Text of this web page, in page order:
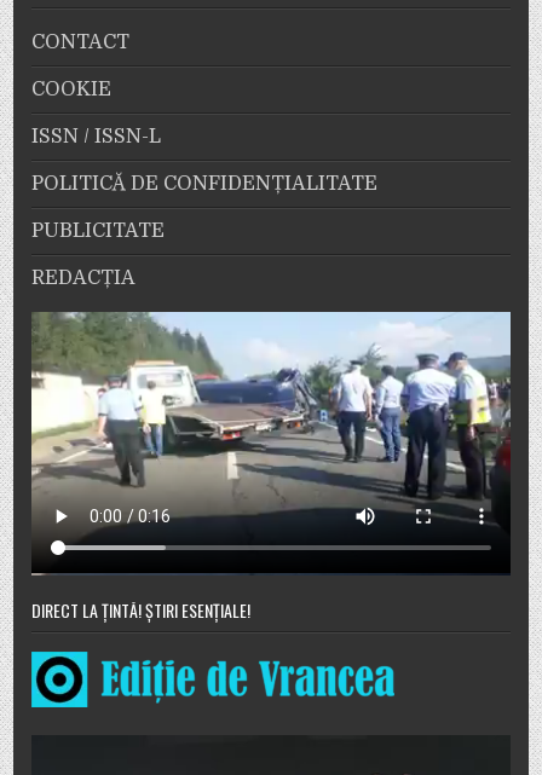
CONTACT
COOKIE
ISSN / ISSN-L
POLITICĂ DE CONFIDENȚIALITATE
PUBLICITATE
REDACȚIA
DIRECT LA ȚINTĂ! ȘTIRI ESENȚIALE!